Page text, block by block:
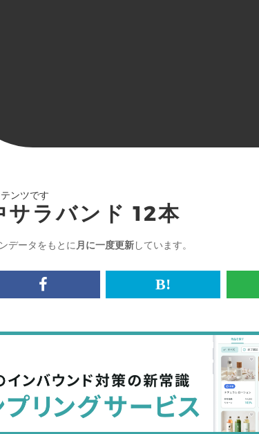
ンツです
サラバンド 12本
データをもとに 月に一度更新しています。
Facebook<br>
記
を
シ
ェ
は
な
ッ
ク
マ